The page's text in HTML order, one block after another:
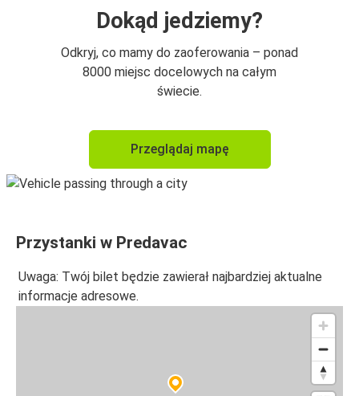
Dokąd jedziemy?
Odkryj, co mamy do zaoferowania – ponad
8000 miejsc docelowych na całym
świecie.
Przeglądaj mapę
Przystanki w Predavac
Uwaga: Twój bilet będzie zawierał najbardziej aktualne
informacje adresowe.